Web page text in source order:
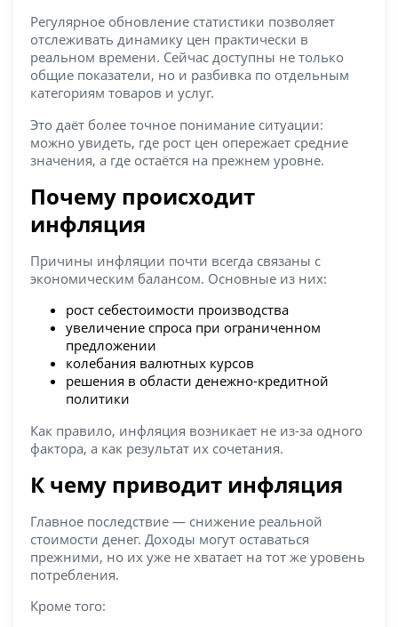
Регулярное обновление статистики позволяет
отслеживать динамику цен практически в
реальном времени. Сейчас доступны не только
общие показатели, но и разбивка по отдельным
категориям товаров и услуг.
Это даёт более точное понимание ситуации:
можно увидеть, где рост цен опережает средние
значения, а где остаётся на прежнем уровне.
Почему происходит
инфляция
Причины инфляции почти всегда связаны с
экономическим балансом. Основные из них:
рост себестоимости производства
увеличение спроса при ограниченном
предложении
колебания валютных курсов
решения в области денежно-кредитной
политики
Как правило, инфляция возникает не из-за одного
фактора, а как результат их сочетания.
К чему приводит инфляция
Главное последствие — снижение реальной
стоимости денег. Доходы могут оставаться
прежними, но их уже не хватает на тот же уровень
потребления.
Кроме того: